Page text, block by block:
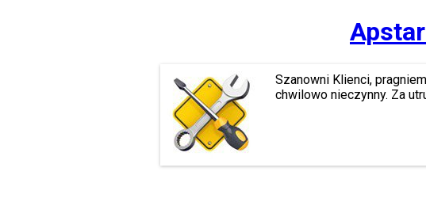
Szanowni Klienci,
chwilowo nieczynny. Za